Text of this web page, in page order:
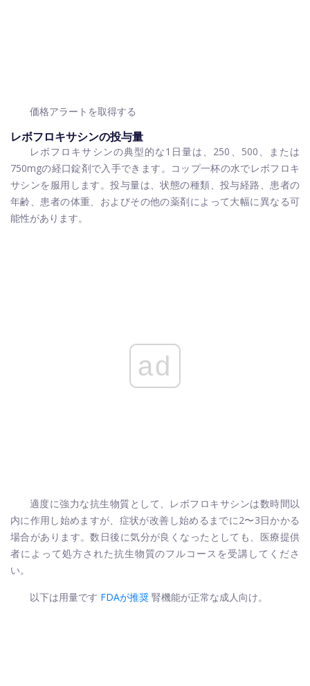
価格アラートを取得する
レボフロキサシンの投与量
レボフロキサシンの典型的な1日量は、250、500、または
750mgの経口錠剤で入手できます。コップ一杯の水でレボフロキ
サシンを服用します。投与量は、状態の種類、投与経路、患者の
年齢、患者の体重、およびその他の薬剤によって大幅に異なる可
能性があります。
ad
適度に強力な抗生物質として、レボフロキサシンは数時間以
内に作用し始めますが、症状が改善し始めるまでに2〜3日かかる
場合があります。数日後に気分が良くなったとしても、医療提供
者によって処方された抗生物質のフルコースを受講してくださ
い。
以下は用量です FDAが推奨 腎機能が正常な成人向け。